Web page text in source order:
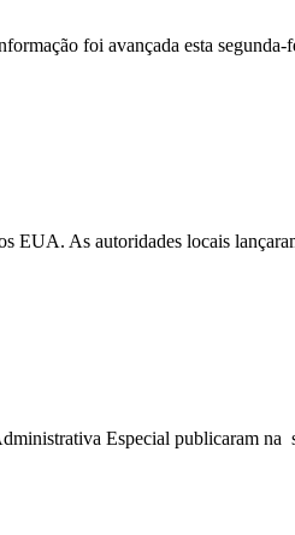
foi avançada esta
EUA. As autoridades locais
Especial publicaram na